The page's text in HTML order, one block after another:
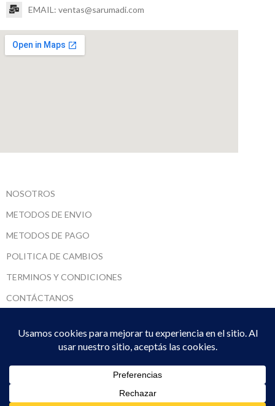
EMAIL: ventas@sarumadi.com
NOSOTROS
METODOS DE ENVIO
METODOS DE PAGO
POLITICA DE CAMBIOS
TERMINOS Y CONDICIONES
CONTÁCTANOS
SARUMADI SRL 2022 CREADO PORDPTO. SISTEMAS . PREMIUM E-COMMERCE